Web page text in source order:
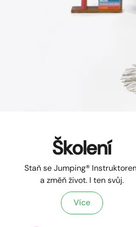
Školení
Staň se Jumping®
a změň život. I ten svůj.
Více
Školení
Staň se Jumping®
a změň život. I ten svůj.
Více